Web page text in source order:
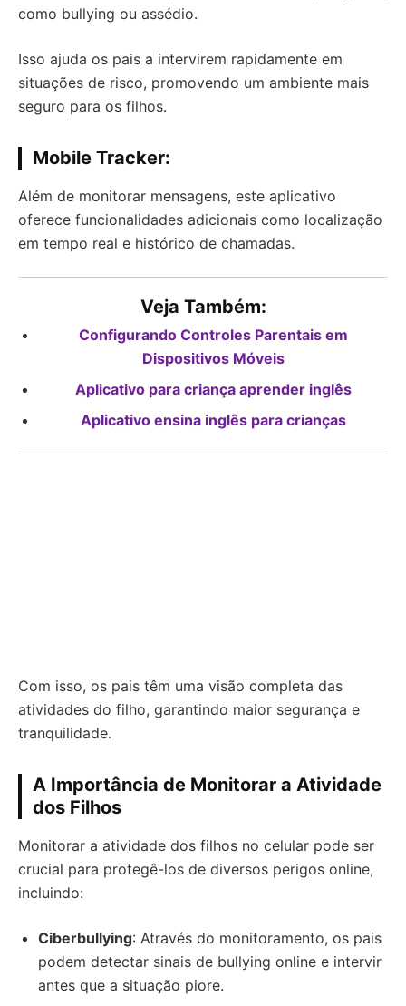
como bullying ou assédio.
Isso ajuda os pais a intervirem rapidamente em
situações de risco, promovendo um ambiente mais
seguro para os filhos.
Mobile Tracker:
Além de monitorar mensagens, este aplicativo
oferece funcionalidades adicionais como localização
em tempo real e histórico de chamadas.
Veja Também:
Configurando Controles Parentais em
Dispositivos Móveis
Aplicativo para criança aprender inglês
Aplicativo ensina inglês para crianças
Com isso, os pais têm uma visão completa das
atividades do filho, garantindo maior segurança e
tranquilidade.
A Importância de Monitorar a Atividade
dos Filhos
Monitorar a atividade dos filhos no celular pode ser
crucial para protegê-los de diversos perigos online,
incluindo:
Ciberbullying: Através do monitoramento, os pais
podem detectar sinais de bullying online e intervir
antes que a situação piore.